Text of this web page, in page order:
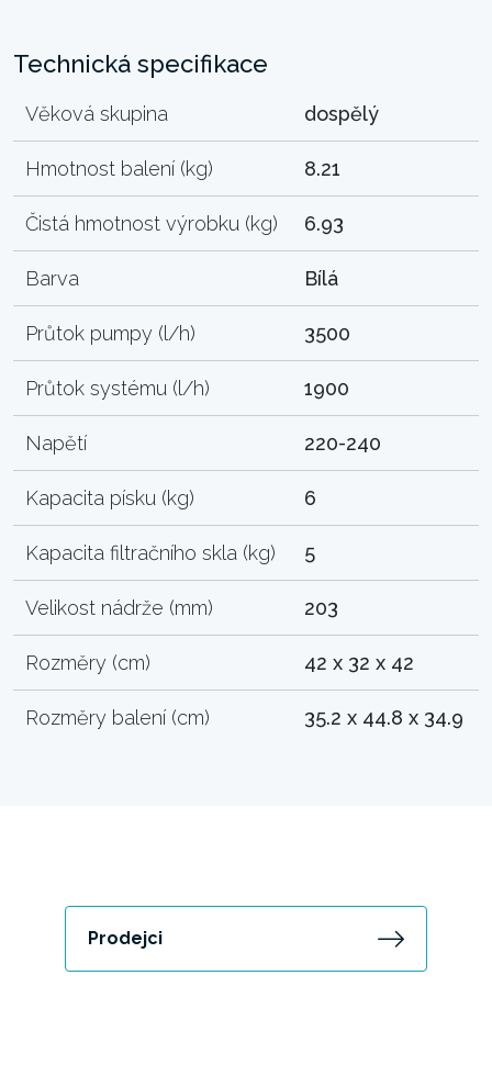
Technická specifikace
Věková skupina dospělý
Hmotnost balení (kg) 8.21
Čistá hmotnost výrobku (kg) 6.93
Barva Bílá
Průtok pumpy (l/h) 3500
Průtok systému (l/h) 1900
Napětí 220-240
Kapacita písku (kg) 6
Kapacita filtračního skla (kg) 5
Velikost nádrže (mm) 203
Rozměry (cm) 42 x 32 x 42
Rozměry balení (cm) 35.2 x 44.8 x 34.9
Prodejci